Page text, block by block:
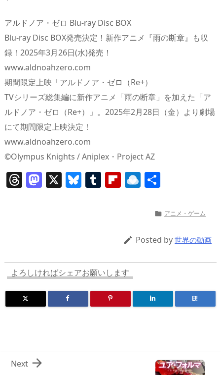
アルドノア・ゼロ Blu-ray Disc BOX
Blu-ray Disc BOX発売決定！新作アニメ『雨の断章』も収
録！2025年3月26日(水)発売！
www.aldnoahzero.com
期間限定上映「アルドノア・ゼロ（Re+）
TVシリーズ総集編に新作アニメ「雨の断章」を加えた「ア
ルドノア・ゼロ（Re+）」。2025年2月28日（金）より劇場
にて期間限定上映決定！
www.aldnoahzero.com
©Olympus Knights / Aniplex・Project AZ
T
h
s
M
a
o
n
X Bl
u
T
u
Fl
ip
ar
d
R
ai
ro
p.
 アニメ・ゲーム
 Posted by 世界の動画
よろしければシェアお願いします
B!

Next